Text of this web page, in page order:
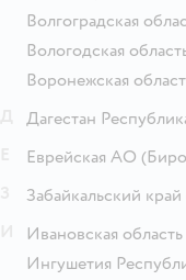
Волгоградская
Вологодская
Воронежская
Дагестан
Еврейская АО
Забайкальский край
Ивановская область
Ингушетия